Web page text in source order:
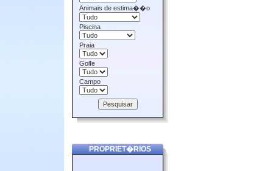
Animais de estima��o
Piscina
Praia
Golfe
Campo
PROPRIET�RIOS